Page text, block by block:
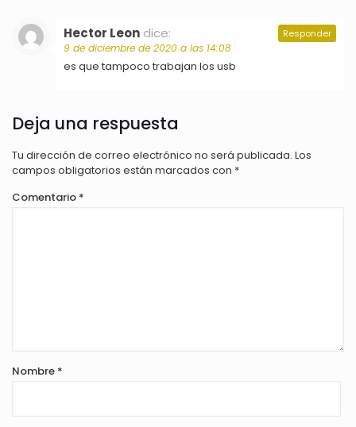
Hector Leon dice:
9 de diciembre de 2020 a las 14:08
es que tampoco trabajan los usb
Responder
Deja una respuesta
Tu dirección de correo electrónico no será publicada. Los
campos obligatorios están marcados con *
Comentario *
Nombre *